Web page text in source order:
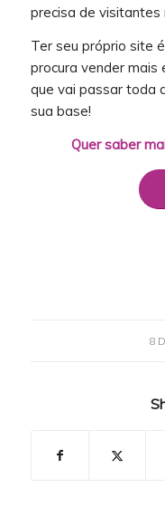
precisa de visitantes
Ter seu próprio site
procura vender mais
que vai passar toda
sua base!
Quer saber
8